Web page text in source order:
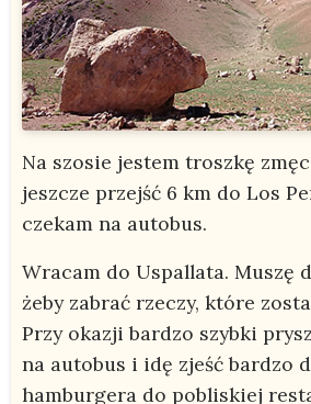
Na szosie jestem troszkę
jeszcze przejść 6 km do Los
czekam na autobus.
Wracam do Uspallata. Muszę
żeby zabrać rzeczy, które
Przy okazji bardzo szybki
na autobus i idę zjeść bardzo
hamburgera do pobliskiej